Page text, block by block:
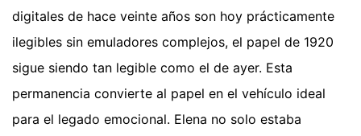
digitales de hace veinte años son hoy prácticamente
ilegibles sin emuladores complejos, el papel de 1920
sigue siendo tan legible como el de ayer. Esta
permanencia convierte al papel en el vehículo ideal
para el legado emocional. Elena no solo estaba